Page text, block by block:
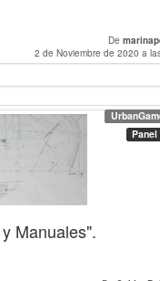
De
2 de Noviembre de 2020 a
Panel
Manuales".